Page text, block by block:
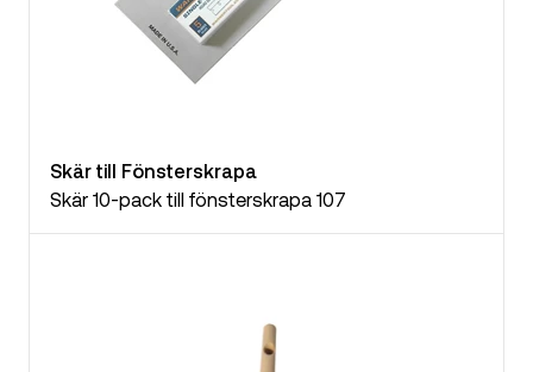
Skär till Fönsterskrapa
Skär 10-pack till fönsterskrapa 107